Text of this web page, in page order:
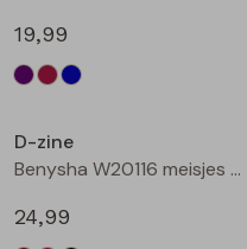
19,99
D-zine
Benysha W20116 meisjes bermuda Wijnrood
24,99